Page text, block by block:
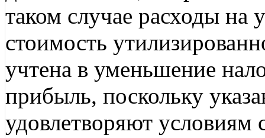
таком случае расходы на
стоимость
учтена в уменьшение
прибыль, поскольку
удовлетворяют условиям